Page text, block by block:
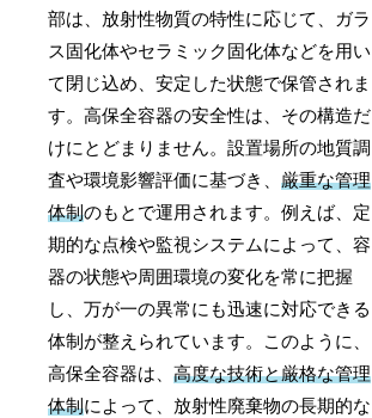
部は、放射性物質の特性に応じて、ガラ
ス固化体やセラミック固化体などを用い
て閉じ込め、安定した状態で保管されま
す。高保全容器の安全性は、その構造だ
けにとどまりません。設置場所の地質調
査や環境影響評価に基づき、厳重な管理
体制のもとで運用されます。例えば、定
期的な点検や監視システムによって、容
器の状態や周囲環境の変化を常に把握
し、万が一の異常にも迅速に対応できる
体制が整えられています。このように、
高保全容器は、高度な技術と厳格な管理
体制によって、放射性廃棄物の長期的な